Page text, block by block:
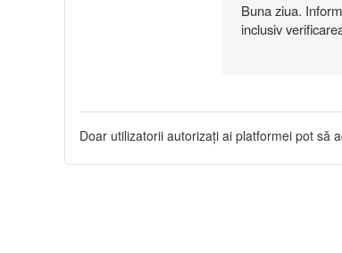
Buna ziua.
inclusiv
Doar utilizatorii autorizați ai platformei pot să